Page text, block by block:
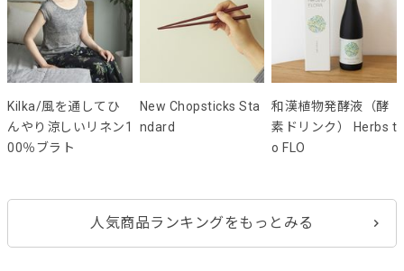
Kilka/風を通してひ
んやり涼しいリネン1
00％ブラト
New Chopsticks Sta
ndard
和漢植物発酵液（酵
素ドリンク） Herbs t
o FLO
人気商品ランキングをもっとみる